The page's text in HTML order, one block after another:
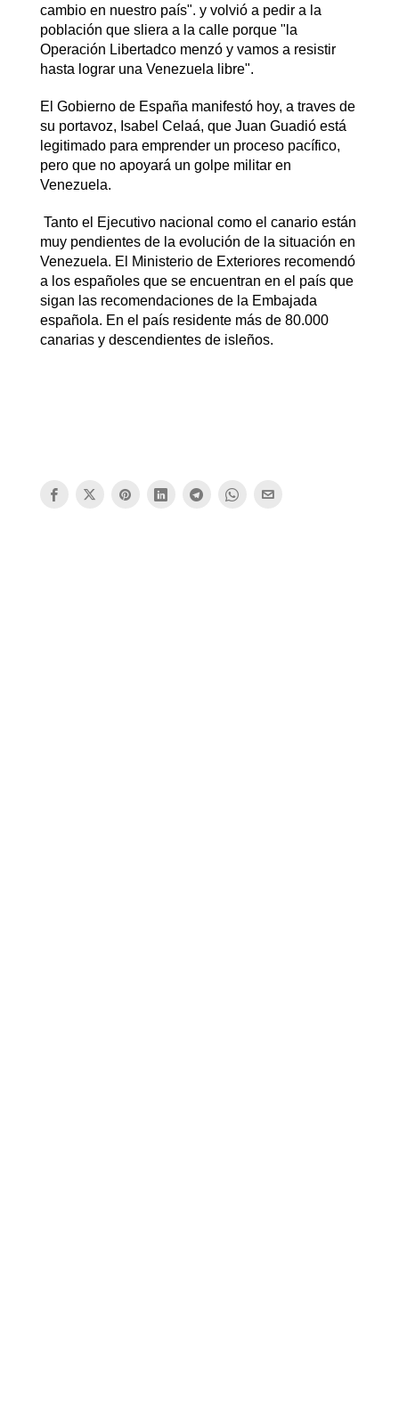
cambio en nuestro país". y volvió a pedir a la
población que sliera a la calle porque "la
Operación Libertadco menzó y vamos a resistir
hasta lograr una Venezuela libre".
El Gobierno de España manifestó hoy, a traves de
su portavoz, Isabel Celaá, que Juan Guadió está
legitimado para emprender un proceso pacífico,
pero que no apoyará un golpe militar en
Venezuela.
Tanto el Ejecutivo nacional como el canario están
muy pendientes de la evolución de la situación en
Venezuela. El Ministerio de Exteriores recomendó
a los españoles que se encuentran en el país que
sigan las recomendaciones de la Embajada
española. En el país residente más de 80.000
canarias y descendientes de isleños.